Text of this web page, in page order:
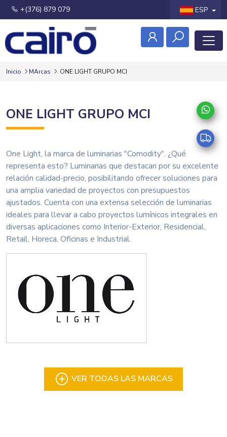
+(376) 879 079 ESP
Inicio MArcas ONE LIGHT GRUPO MCI
ONE LIGHT GRUPO MCI
One Light, la marca de luminarias "Comodity". ¿Qué
representa esto? Luminarias que destacan por su excelente
relación calidad-precio, posibilitando ofrecer soluciones para
una amplia variedad de proyectos con presupuestos
ajustados. Cuenta con una extensa selección de luminarias
ideales para llevar a cabo proyectos lumínicos integrales en
diversas aplicaciones como Interior-Exterior, Residencial,
Retail, Horeca, Oficinas e Industrial.
VER TODAS LAS MARCAS